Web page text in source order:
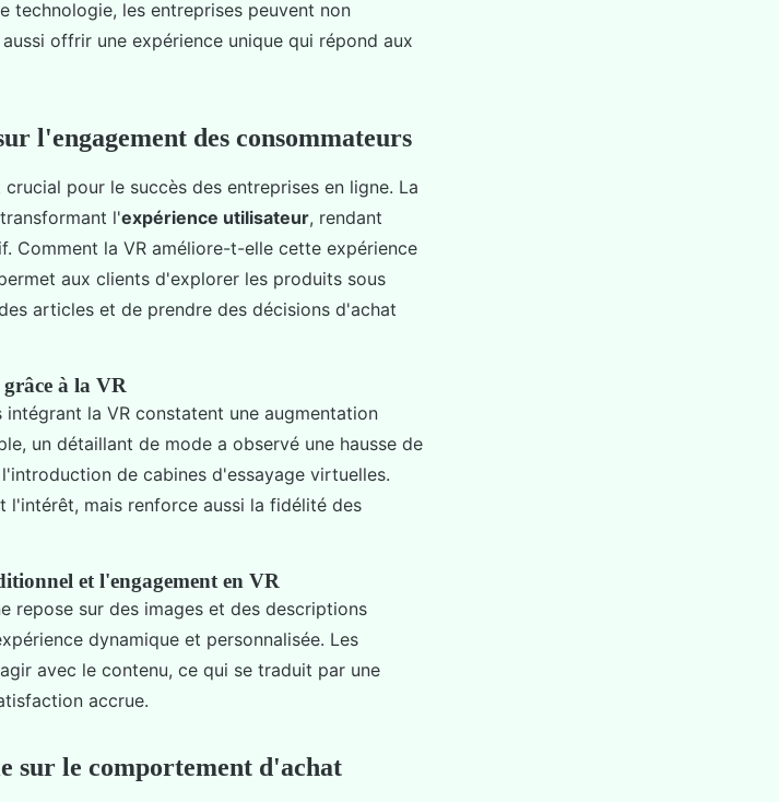
technologie, les entreprises peuvent non
offrir une expérience unique qui répond aux
l'engagement des consommateurs
crucial pour le succès des entreprises en ligne. La
l'expérience utilisateur, rendant
Comment la VR améliore-t-elle cette expérience
aux clients d'explorer les produits sous
articles et de prendre des décisions d'achat
à la VR
la VR constatent une augmentation
un détaillant de mode a observé une hausse de
de cabines d'essayage virtuelles.
l'intérêt, mais renforce aussi la fidélité des
et l'engagement en VR
repose sur des images et des descriptions
dynamique et personnalisée. Les
avec le contenu, ce qui se traduit par une
accrue.
sur le comportement d'achat